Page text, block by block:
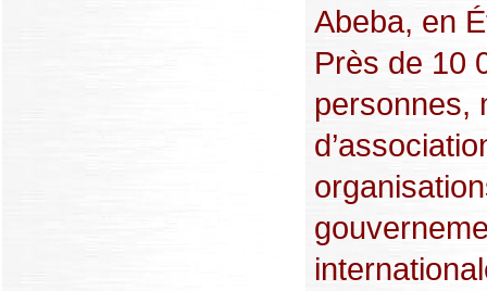
Abeba, en
Près de 10
personnes,